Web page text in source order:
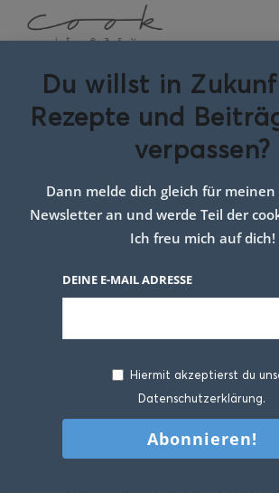
Du willst in
Rezepte und
verpassen?
Dann melde dich gleich für
Newsletter an und werde Teil der
Ich freu mich auf dich!
DEINE E-MAIL ADRESSE
Hiermit akzeptierst du
Datenschutzerklärung.